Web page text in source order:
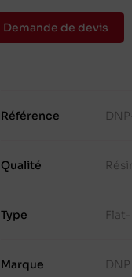
Demande de devis
Référence
Qualité
Type
Marque DNP